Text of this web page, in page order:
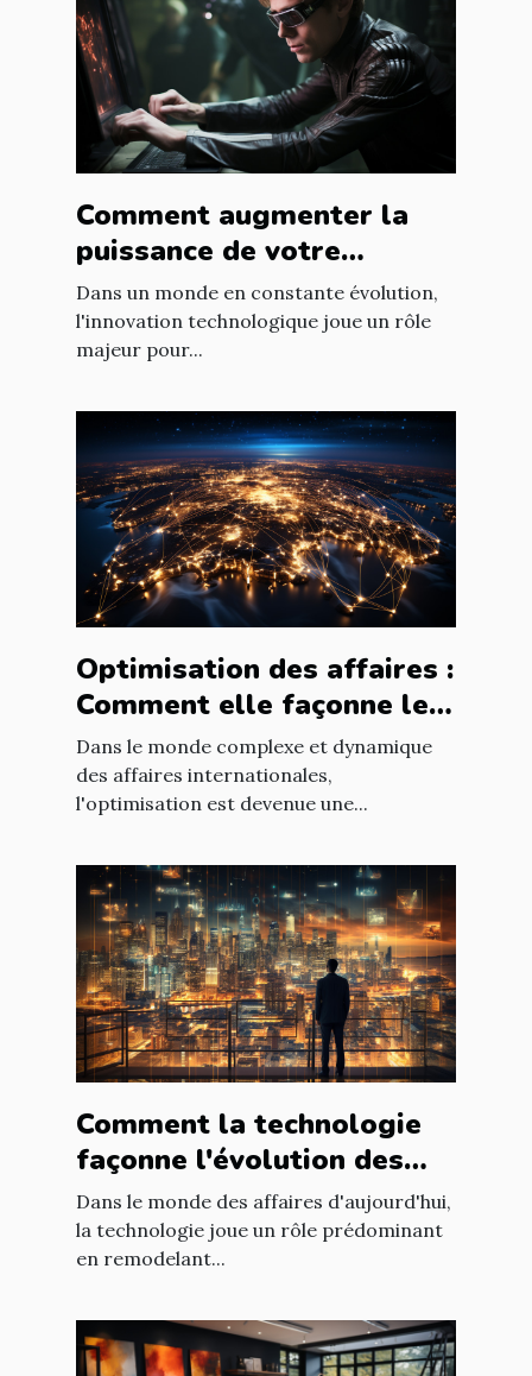
Comment augmenter la
puissance de votre
entreprise grâce aux
nouvelles technologies
Dans un monde en constante évolution,
l'innovation technologique joue un rôle
majeur pour...
Optimisation des affaires :
Comment elle façonne le
paysage économique
international
Dans le monde complexe et dynamique
des affaires internationales,
l'optimisation est devenue une...
Comment la technologie
façonne l'évolution des
entreprises
Dans le monde des affaires d'aujourd'hui,
la technologie joue un rôle prédominant
en remodelant...